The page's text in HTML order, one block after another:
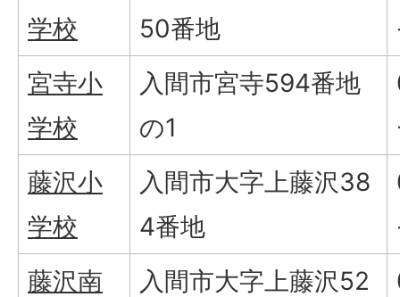
学校
50番地
宮寺小
学校
入間市宮寺594番地
の1
藤沢小
学校
入間市大字上藤沢38
4番地
藤沢南
入間市大字上藤沢52